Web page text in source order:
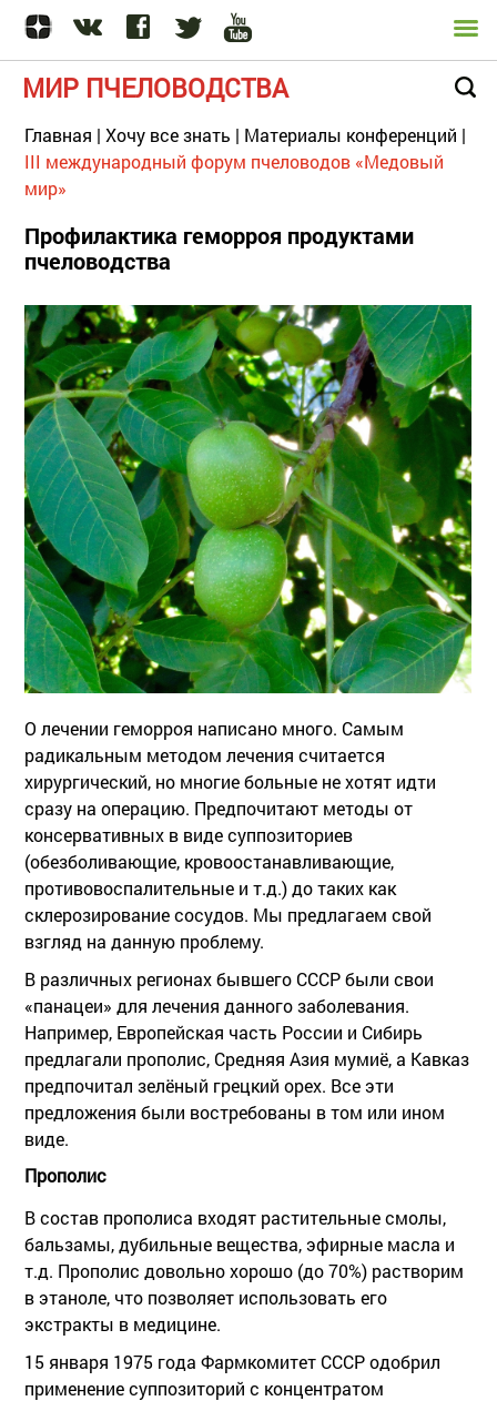
МИР ПЧЕЛОВОДСТВА
Главная | Хочу все знать | Материалы конференций |
III международный форум пчеловодов «Медовый
мир»
Профилактика геморроя продуктами
пчеловодства
О лечении геморроя написано много. Самым
радикальным методом лечения считается
хирургический, но многие больные не хотят идти
сразу на операцию. Предпочитают методы от
консервативных в виде суппозиториев
(обезболивающие, кровоостанавливающие,
противовоспалительные и т.д.) до таких как
склерозирование сосудов. Мы предлагаем свой
взгляд на данную проблему.
В различных регионах бывшего СССР были свои
«панацеи» для лечения данного заболевания.
Например, Европейская часть России и Сибирь
предлагали прополис, Средняя Азия мумиё, а Кавказ
предпочитал зелёный грецкий орех. Все эти
предложения были востребованы в том или ином
виде.
Прополис
В состав прополиса входят растительные смолы,
бальзамы, дубильные вещества, эфирные масла и
т.д. Прополис довольно хорошо (до 70%) растворим
в этаноле, что позволяет использовать его
экстракты в медицине.
15 января 1975 года Фармкомитет СССР одобрил
применение суппозиторий с концентратом